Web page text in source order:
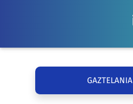
GAZTELANIA